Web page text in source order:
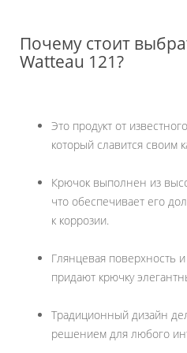
Почему стоит
Watteau 121?
Это продукт от
который славится своим
Крючок выполнен из
что обеспечивает его
к коррозии.
Глянцевая поверхность
придают крючку
Традиционный дизайн
решением для любого